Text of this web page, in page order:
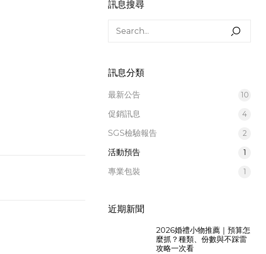
訊息搜尋
訊息分類
最新公告 10
促銷訊息 4
SGS檢驗報告 2
活動預告 1
專業包裝 1
近期新聞
2026婚禮小物推薦｜預算怎
麼抓？種類、份數與不踩雷
攻略一次看